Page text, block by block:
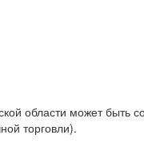
области может
торговли).